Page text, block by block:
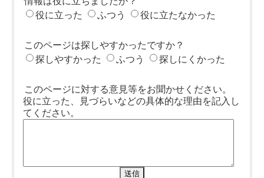
役に立った
ふつう 役に立たなかった
このページは探しやすかったですか？
探しやすかった
ふつう 探しにくかった
このページに対する意見等をお聞かせください。
役に立った、見づらいなどの具体的な理由を記入し
てください。